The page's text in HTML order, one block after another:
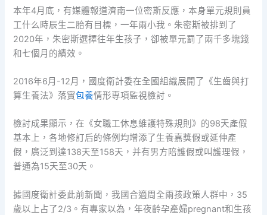
本年4月底，有媒體報道濟南一位密斯反應，本身單元規則員
工什么時辰生二胎有目標，一年兩小我。朱密斯被排到了
2020年，朱密斯選擇往年生孩子，卻被單元罰了兩千多塊錢
和七個月的績效。
2016年6月-12月，國度衛計委在全國組織展開了《生齒與打
算生養法》落實包養情形專項監視檢討。
檢討成果顯示，在《女職工休息維護特殊規則》的98天產假
基本上，各地修訂后的條例均增添了生養嘉獎假或延伸產
假，廣泛到達138天至158天，并有男方陪護假或叫護理假，
普通為15天至30天。
據國度衛計委此前新聞，我國合適周全兩孩政策人群中，35
歲以上占了2/3。有專家以為，年夜齡孕產婦pregnant和生孩